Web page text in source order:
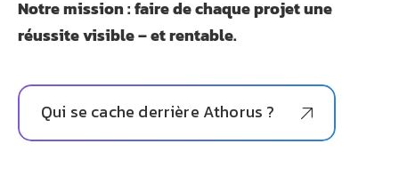
Notre mission : faire de chaque projet une
réussite visible – et rentable.
Qui se cache derrière Athorus ?